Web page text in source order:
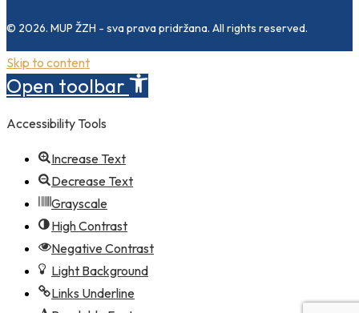
© 2026. MUP ŽZH - sva prava pridržana. All rights reserved.
Skip to content
Open toolbar
Accessibility Tools
Increase Text
Decrease Text
Grayscale
High Contrast
Negative Contrast
Light Background
Links Underline